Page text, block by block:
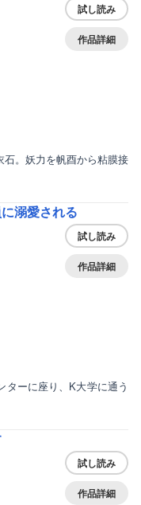
試し読み
作品詳細
。妖力を帆酉から粘膜接
溺愛される
試し読み
作品詳細
ターに座り、K大学に通う
試し読み
作品詳細